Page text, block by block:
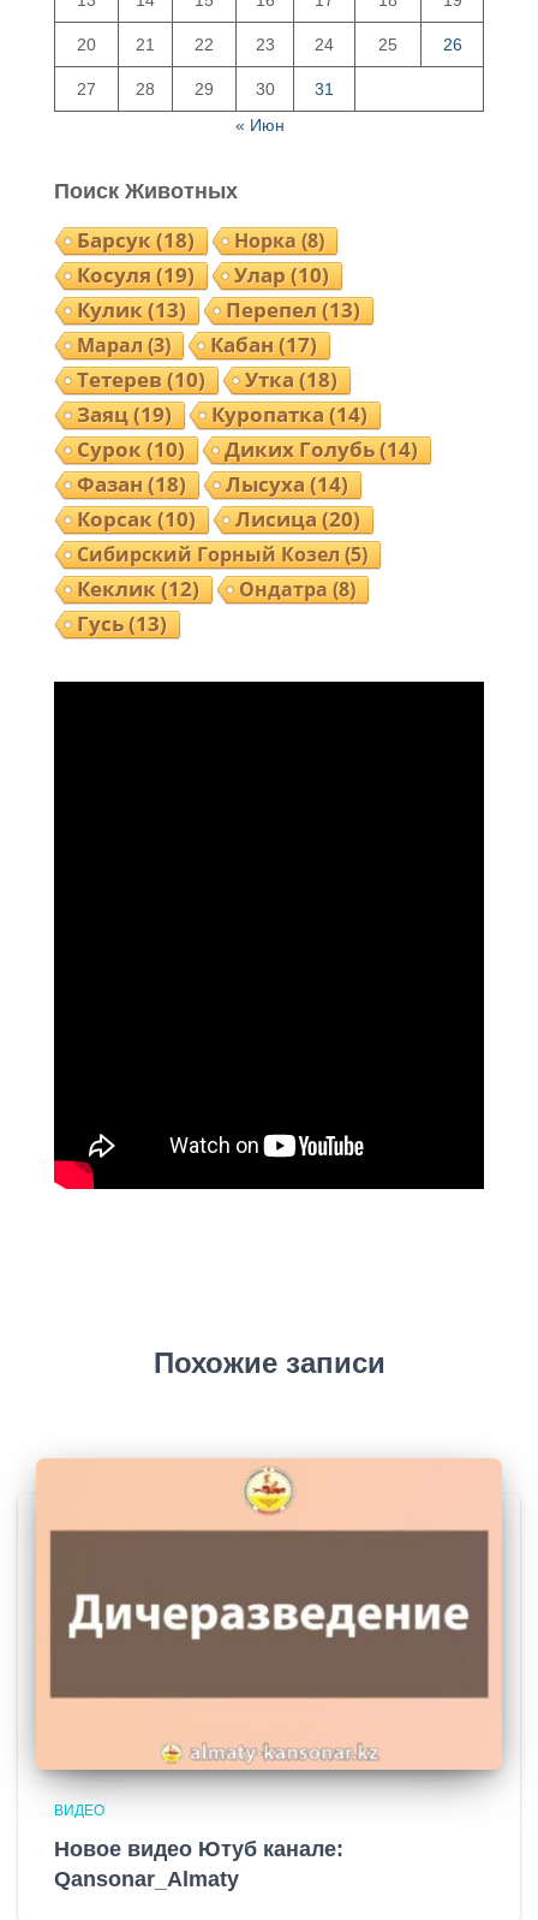
20 21 22 23 24 25 26
27 28 29 30
31
« Июн
Поиск Животных
Барсук(18) Норка(8)
Косуля(19) Улар(10)
Кулик(13) Перепел(13)
Марал(3) Кабан(17)
Тетерев(10) Утка(18)
Заяц(19) Куропатка(14)
Сурок(10) Диких Голубь(14)
Фазан(18) Лысуха(14)
Корсак(10) Лисица(20)
Сибирский Горный Козел(5)
Кеклик(12) Ондатра(8)
Гусь(13)
Похожие записи
ВИДЕО
Новое видео Ютуб канале:
Qansonar_Almaty